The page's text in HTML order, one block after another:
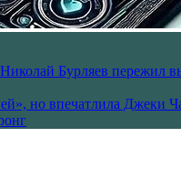
Бурляев пережил
но впечатлила Джеки